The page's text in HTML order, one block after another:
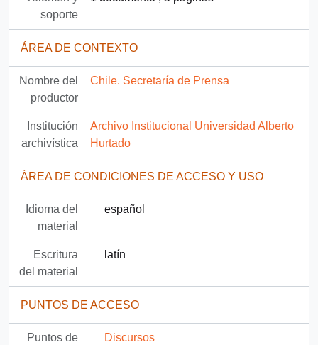
soporte
ÁREA DE CONTEXTO
Nombre del
productor
Chile. Secretaría de Prensa
Institución
archivística
Archivo Institucional Universidad Alberto
Hurtado
ÁREA DE CONDICIONES DE ACCESO Y USO
Idioma del
material
español
Escritura
del material
latín
PUNTOS DE ACCESO
Puntos de
Discursos